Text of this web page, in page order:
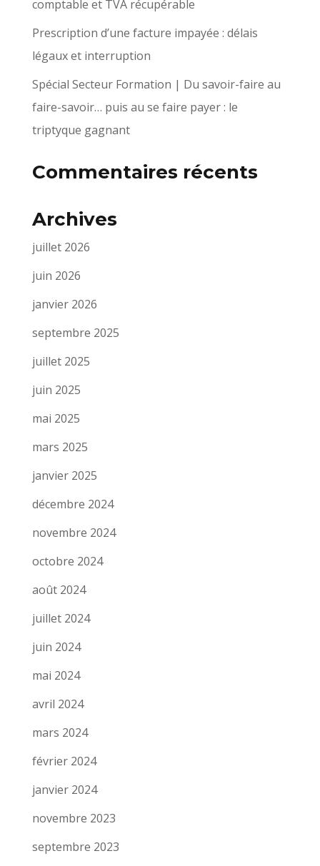
comptable et TVA récupérable
Prescription d’une facture impayée : délais
légaux et interruption
Spécial Secteur Formation | Du savoir-faire au
faire-savoir… puis au se faire payer : le
triptyque gagnant
Commentaires récents
Archives
juillet 2026
juin 2026
janvier 2026
septembre 2025
juillet 2025
juin 2025
mai 2025
mars 2025
janvier 2025
décembre 2024
novembre 2024
octobre 2024
août 2024
juillet 2024
juin 2024
mai 2024
avril 2024
mars 2024
février 2024
janvier 2024
novembre 2023
septembre 2023